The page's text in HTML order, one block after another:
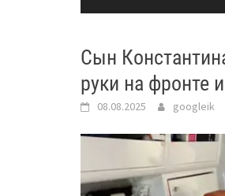
Сын
pyки на фронте
08.08.2025 googleik